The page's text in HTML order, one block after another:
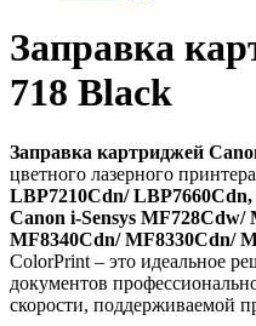
Заправка
718 Black
Заправка картриджей
цветного лазерного принтера
LBP7210Cdn/ LBP7660Cdn,
Canon i-Sensys
MF8340Cdn/ MF8330Cdn/
ColorPrint – это идеальное
документов
скорости, поддерживаемой